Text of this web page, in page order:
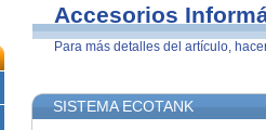
Accesorios
Para más detalles del artículo,
SISTEMA ECOTANK